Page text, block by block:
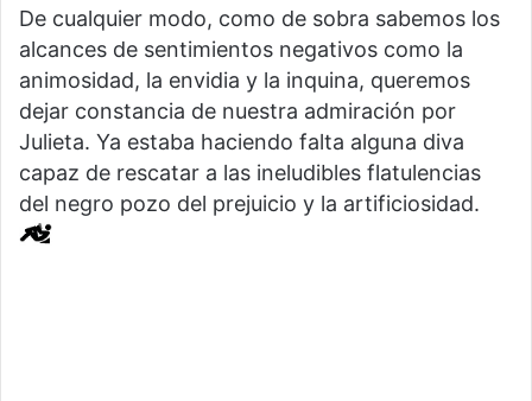
De cualquier modo, como de sobra sabemos los
alcances de sentimientos negativos como la
animosidad, la envidia y la inquina, queremos
dejar constancia de nuestra admiración por
Julieta. Ya estaba haciendo falta alguna diva
capaz de rescatar a las ineludibles flatulencias
del negro pozo del prejuicio y la artificiosidad.